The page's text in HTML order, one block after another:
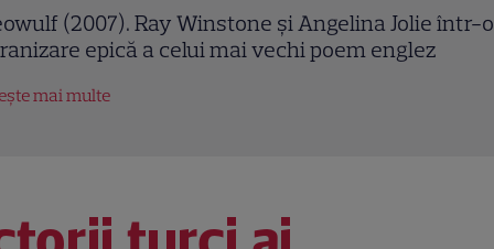
(2007). Ray Winstone și Angelina Jolie într-o
epică a celui mai vechi poem englez
mai multe